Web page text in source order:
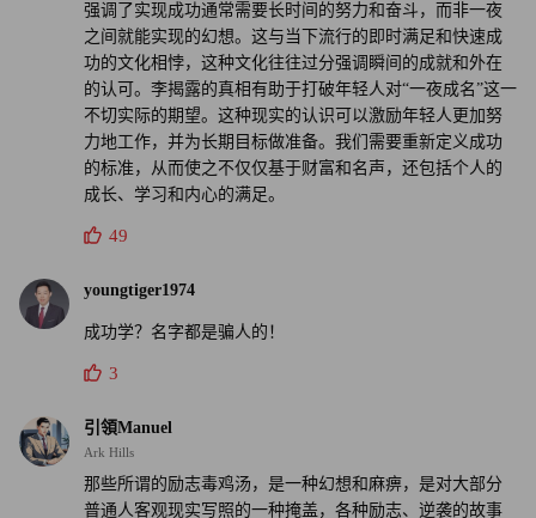
强调了实现成功通常需要长时间的努力和奋斗，而非一夜
之间就能实现的幻想。这与当下流行的即时满足和快速成
功的文化相悖，这种文化往往过分强调瞬间的成就和外在
的认可。李揭露的真相有助于打破年轻人对“一夜成名”这一
不切实际的期望。这种现实的认识可以激励年轻人更加努
力地工作，并为长期目标做准备。我们需要重新定义成功
的标准，从而使之不仅仅基于财富和名声，还包括个人的
成长、学习和内心的满足。
49
youngtiger1974
成功学？名字都是骗人的！
3
引領Manuel
Ark Hills
那些所谓的励志毒鸡汤，是一种幻想和麻痹，是对大部分
普通人客观现实写照的一种掩盖，各种励志、逆袭的故事